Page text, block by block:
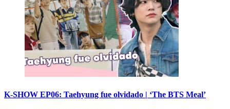
K-SHOW EP06: Taehyung fue olvidado | ‘The BTS Meal’